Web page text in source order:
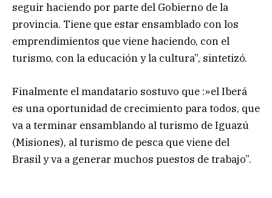
seguir haciendo por parte del Gobierno de la
provincia. Tiene que estar ensamblado con los
emprendimientos que viene haciendo, con el
turismo, con la educación y la cultura”, sintetizó.
Finalmente el mandatario sostuvo que :»el Iberá
es una oportunidad de crecimiento para todos, que
va a terminar ensamblando al turismo de Iguazú
(Misiones), al turismo de pesca que viene del
Brasil y va a generar muchos puestos de trabajo”.